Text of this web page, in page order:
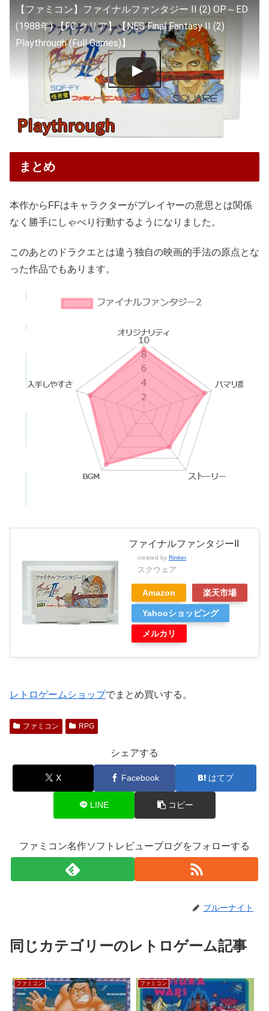
【ファミコン】ファイナルファンタジー II (2) OP～ED
(1988年) 【FC クリア】【NES Final Fantasy II (2)
Playthrough (Full Games)】
まとめ
本作からFFはキャラクターがプレイヤーの意思とは関係
なく勝手にしゃべり行動するようになりました。
このあとのドラクエとは違う独自の映画的手法の原点とな
った作品でもあります。
ファイナルファンタジーII
created by Rinker
スクウェア
Amazon 楽天市場
Yahooショッピング
メルカリ
レトロゲームショップでまとめ買いする。
ファミコン RPG
シェアする
X Facebook はてブ
LINE コピー
ファミコン名作ソフトレビューブログをフォローする
ブルーナイト
同じカテゴリーのレトロゲーム記事
ファミコン ファミコン